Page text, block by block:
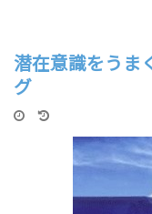
潜在意識をうま
グ